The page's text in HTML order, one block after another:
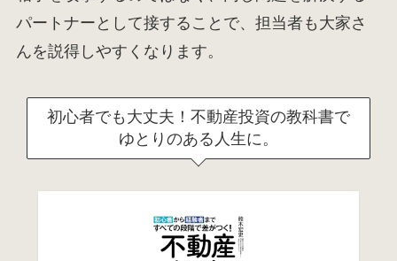
パートナーとして接することで、担当者も大家さ
んを説得しやすくなります。
初心者でも大丈夫！不動産投資の教科書で
ゆとりのある人生に。